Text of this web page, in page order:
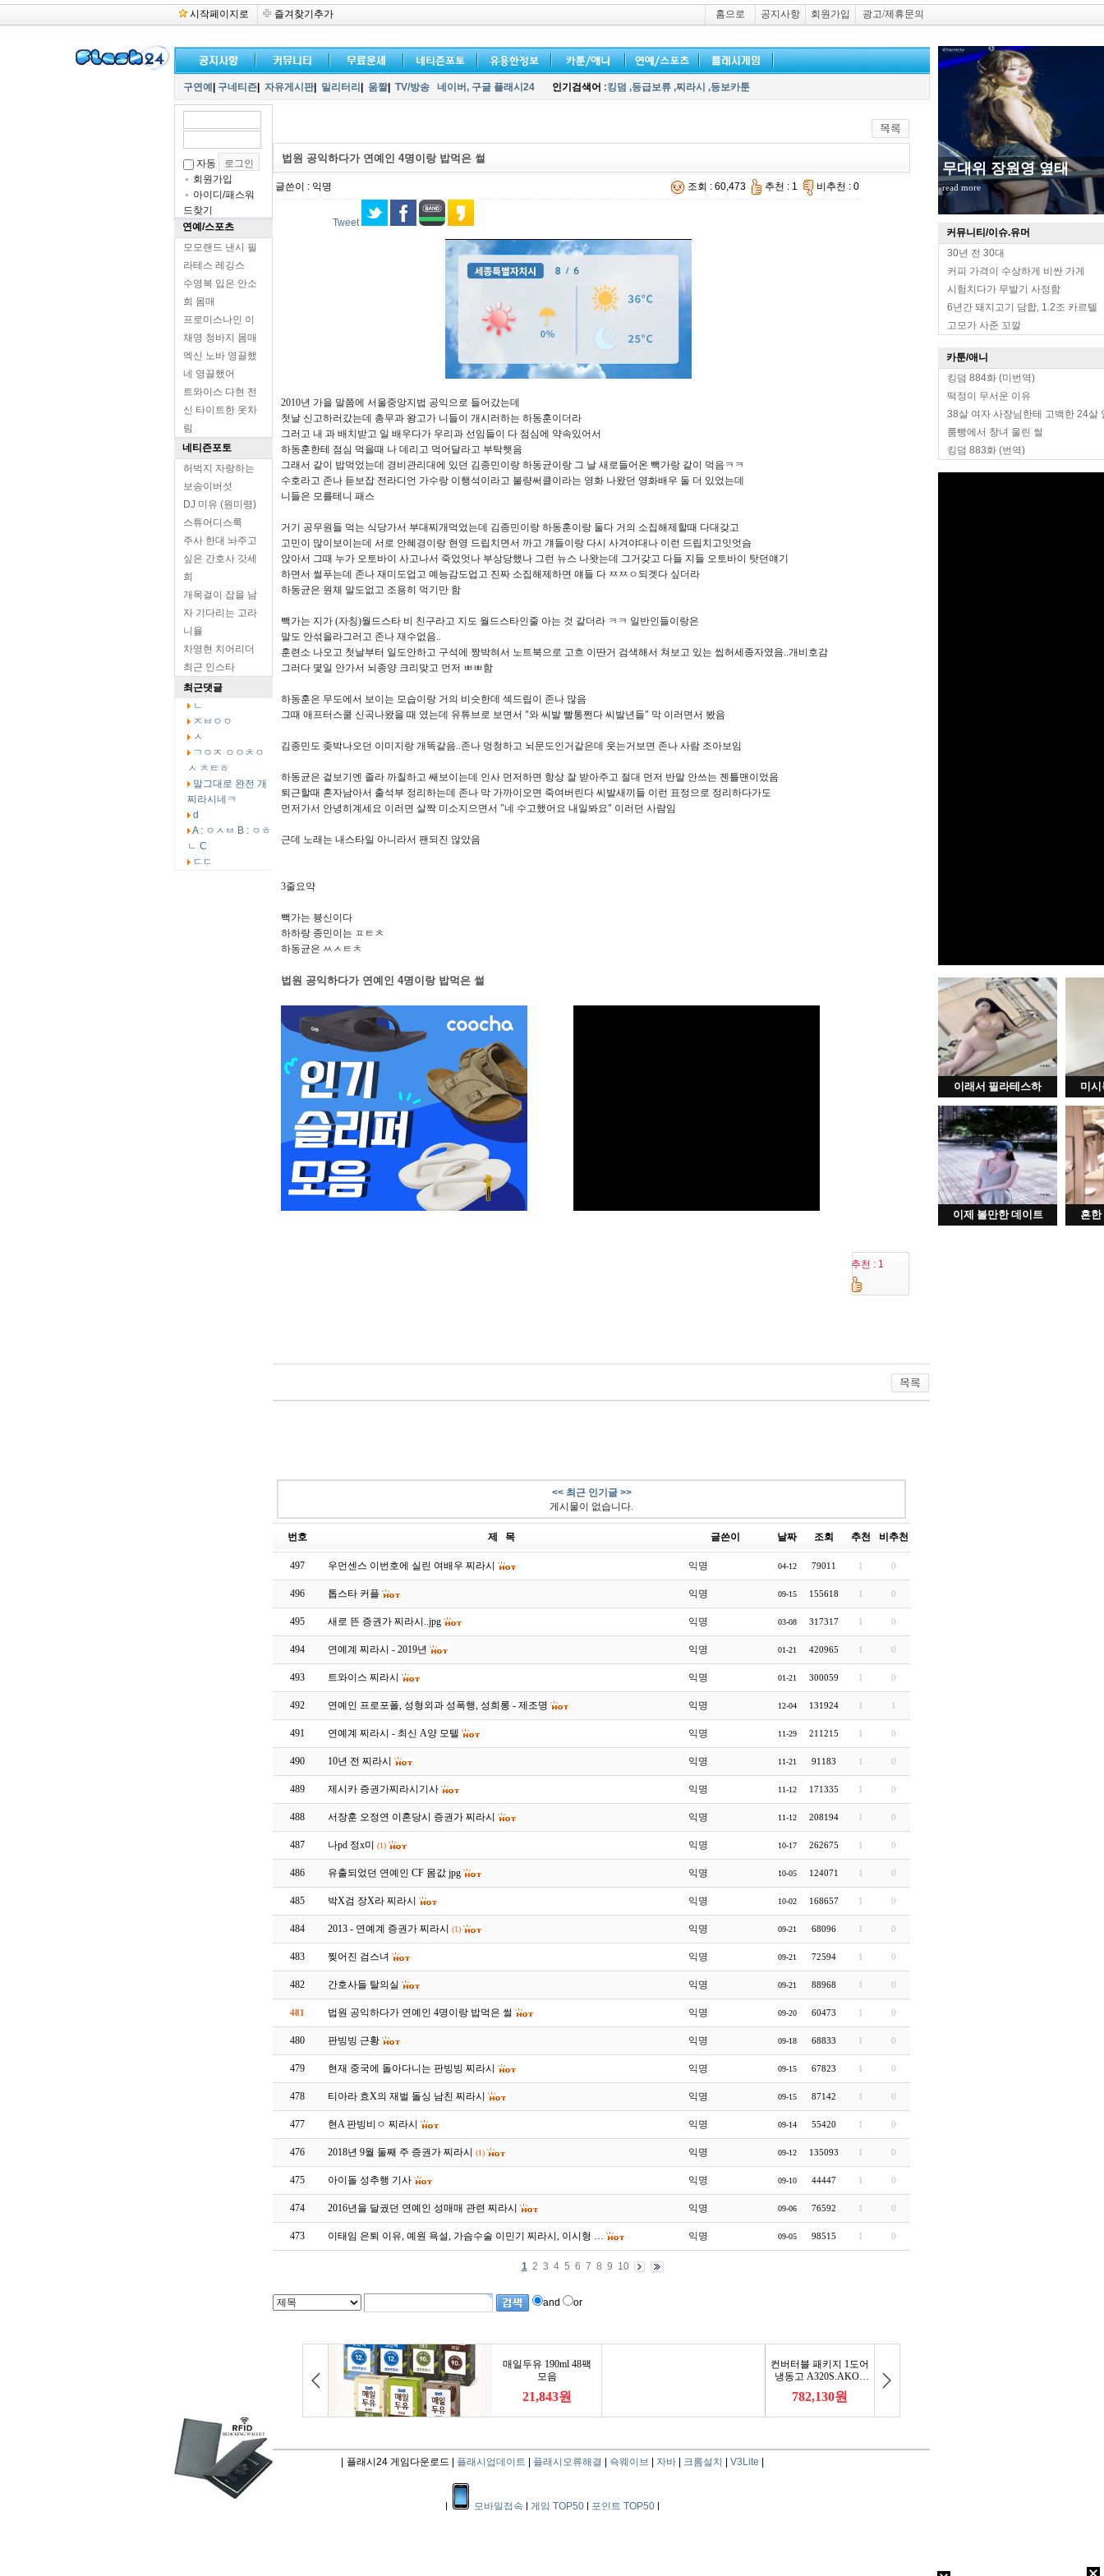
시작페이지로 즐겨찾기추가 홈으로 공지사항 회원가입 광고/제휴문의
무대위 장원영 옆태
read more
커뮤니티/이슈.유머
30년 전 30대
커피 가격이 수상하게 비싼 가게
시험치다가 무발기 사정함
6년간 돼지고기 담합, 1.2조 카르텔
고모가 사준 꼬깔
카툰/애니
킹덤 884화 (미번역)
떡정이 무서운 이유
38살 여자 사장님한테 고백한 24살
룸빵에서 창녀 울린 썰
킹덤 883화 (번역)
이래서 필라테스하 미시
이제 볼만한 데이트 흔한
구연예 구네티즌 자유게시판| 밀리터리 움짤| TV/방송 네이버, 구글 플래시24 인기검색어 :킹덤 ,등급보류 ,찌라시 ,등보카툰
자동
회원가입
아이디/패스워
드찾기
연예/스포츠
모모랜드 낸시 필
라테스 레깅스
수영복 입은 안소
희 몸매
프로미스나인 이
채영 청바지 몸매
엑신 노바 영끌했
네 영끌했어
트와이스 다현 전
신 타이트한 옷차
림
네티즌포토
허벅지 자랑하는
보송이버섯
DJ 미유 (원미령)
스튜어디스룩
주사 한대 놔주고
싶은 간호사 갓세
희
개목걸이 잡을 남
자 기다리는 고라
니율
차영현 치어리더
최근 인스타
최근댓글
ㄴ
ㅈㅂㅇㅇ
ㅅ
ㄱㅇㅈ ㅇㅇㅊㅇ
ㅅ ㅊㅌㅎ
말그대로 완전 개
찌라시네ㅋ
d
A : ㅇㅅㅂ B : ㅇㅎ
ㄴ C
ㄷㄷ
법원 공익하다가 연예인 4명이랑 밥먹은 썰
글쓴이 : 익명 조회 : 60,473 추천 : 1 비추천 : 0
Tweet
u
t
2010년 가을 말쯤에 서울중앙지법 공익으로 들어갔는데
첫날 신고하러갔는데 총무과 왕고가 니들이 개시러하는 하동훈이더라
그러고 내 과 배치받고 일 배우다가 우리과 선임들이 다 점심에 약속있어서
하동훈한테 점심 먹을때 나 데리고 먹어달라고 부탁햇음
그래서 같이 밥먹었는데 경비관리대에 있던 김종민이랑 하동균이랑 그 날 새로들어온 빽가랑 같이 먹음ㅋㅋ
수호라고 존나 듣보잡 전라디언 가수랑 이행석이라고 불량써클이라는 영화 나왔던 영화배우 둘 더 있었는데
니들은 모를테니 패스
거기 공무원들 먹는 식당가서 부대찌개먹었는데 김종민이랑 하동훈이랑 둘다 거의 소집해제할때 다대갖고
고민이 많이보이는데 서로 안혜경이랑 현영 드립치면서 까고 걔들이랑 다시 사겨야대나 이런 드립치고잇엇슴
앉아서 그때 누가 오토바이 사고나서 죽었엇나 부상당했나 그런 뉴스 나왓는데 그거갖고 다들 지들 오토바이 탓던얘기
하면서 썰푸는데 존나 재미도업고 예능감도업고 진짜 소집해제하면 얘들 다 ㅉㅉㅇ되겟다 싶더라
하동균은 원체 말도없고 조용히 먹기만 함
빽가는 지가 (자칭)월드스타 비 친구라고 지도 월드스타인줄 아는 것 같더라 ㅋㅋ 일반인들이랑은
말도 안섞을라그러고 존나 재수없음..
훈련소 나오고 첫날부터 일도안하고 구석에 짱박혀서 노트북으로 고흐 이딴거 검색해서 쳐보고 있는 씹허세종자였음..개비호감
그러다 몇일 안가서 뇌종양 크리맞고 먼저 ㅃㅃ함
하동훈은 무도에서 보이는 모습이랑 거의 비슷한데 섹드립이 존나 많음
그때 애프터스쿨 신곡나왔을 때 였는데 유튜브로 보면서 "와 씨발 빨통쩐다 씨발년들" 막 이러면서 봤음
김종민도 좆박나오던 이미지랑 개똑같음..존나 멍청하고 뇌문도인거같은데 웃는거보면 존나 사람 조아보임
하동균은 겉보기엔 졸라 까칠하고 쌔보이는데 인사 먼저하면 항상 잘 받아주고 절대 먼저 반말 안쓰는 젠틀맨이었음
퇴근할때 혼자남아서 출석부 정리하는데 존나 막 가까이오면 죽여버린다 씨발새끼들 이런 표정으로 정리하다가도
먼저가서 안녕히계세요 이러면 살짝 미소지으면서 "네 수고했어요 내일봐요" 이러던 사람임
근데 노래는 내스타일 아니라서 팬되진 않았음
3줄요약
빽가는 븅신이다
하하랑 종민이는 ㅍㅌㅊ
하동균은 ㅆㅅㅌㅊ
법원 공익하다가 연예인 4명이랑 밥먹은 썰
추천 : 1
<< 최근 인기글 >>
게시물이 없습니다.
번호 제 목 글쓴이 날짜 조회 추천 비추천
497 우먼센스 이번호에 실린 여배우 찌라시 익명 04-12 79011 1 0
496 톱스타 커플 익명 09-15 155618 1 0
495 새로 뜬 증권가 찌라시..jpg 익명 03-08 317317 1 0
494 연예계 찌라시 - 2019년 익명 01-21 420965 1 0
493 트와이스 찌라시 익명 01-21 300059 1 0
492 연예인 프로포폴, 성형외과 성폭행, 성희롱 - 제조명 익명 12-04 131924 1 1
491 연예계 찌라시 - 최신 A양 모텔 익명 11-29 211215 1 0
490 10년 전 찌라시 익명 11-21 91183 1 0
489 제시카 증권가찌라시기사 익명 11-12 171335 1 0
488 서장훈 오정연 이혼당시 증권가 찌라시 익명 11-12 208194 1 0
487 나pd 정x미 (1) 익명 10-17 262675 1 0
486 유출되었던 연예인 CF 몸값 jpg 익명 10-05 124071 1 0
485 박X검 장X라 찌라시 익명 10-02 168657 1 0
484 2013 - 연예계 증권가 찌라시 (1) 익명 09-21 68096 1 0
483 찢어진 검스녀 익명 09-21 72594 1 0
482 간호사들 탈의실 익명 09-21 88968 1 0
481 법원 공익하다가 연예인 4명이랑 밥먹은 썰 익명 09-20 60473 1 0
480 판빙빙 근황 익명 09-18 68833 1 0
479 현재 중국에 돌아다니는 판빙빙 찌라시 익명 09-15 67823 1 0
478 티아라 효X의 재벌 돌싱 남친 찌라시 익명 09-15 87142 1 0
477 현A 판빙비ㅇ 찌라시 익명 09-14 55420 1 0
476 2018년 9월 둘째 주 증권가 찌라시 (1) 익명 09-12 135093 1 0
475 아이돌 성추행 기사 익명 09-10 44447 1 0
474 2016년을 달궜던 연예인 성매매 관련 찌라시 익명 09-06 76592 1 0
473 이태임 은퇴 이유, 예원 욕설, 가슴수술 이민기 찌라시, 이시형 … 익명 09-05 98515 1 0
1 2 3 4 5 6 7 8 9 10
and or
플래시24 게임다운로드 | 플래시업데이트 플래시오류해결 쇽웨이브 자바| 크롬설치 V3Lite
모바일접속 게임 TOP50| 포인트 TOP50|